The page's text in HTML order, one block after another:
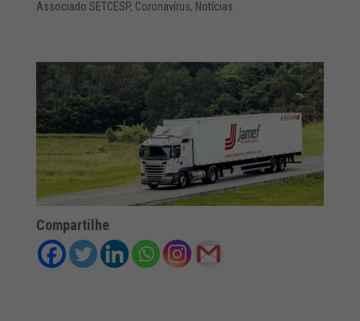
Associado SETCESP, Coronavírus, Notícias
Compartilhe